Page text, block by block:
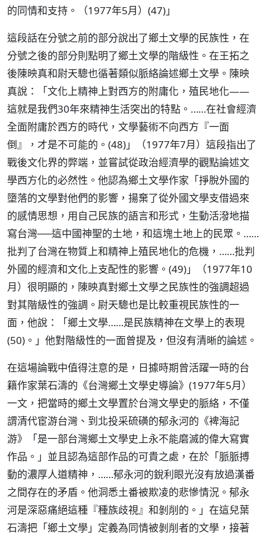
的同情和支持。（1977年5月）(47)」
這段話在分號之前的部分說出了鄉土文學的民族性，在
分號之後的部分則點明了鄉土文學的階級性。在王拓之
後陳映真和尉天驄也循著類似脈絡論述鄉土文學。陳映
真說：「文化上精神上對西方的附庸化，殖民地化——
這就是我們30年來精神生活突出的特點。……在社會經濟
全面附庸於西方的時代，文學藝術不向西方『一面
倒』，才是不可能的。(48)」（1977年7月）這段指出了
戰後文化界的弊端，並嘗試從政治經濟學的觀點論述文
學西方化的必然性。他認為鄉土文學作家「掙脫外國的
墮落的文學對他們的影響，揚棄了從外國文學支借過來
的感情思想，用自己民族的語言和形式，生動活潑地描
寫台灣──這中國神聖的土地，和這塊土地上的民眾。……
批判了台灣在物質上和精神上殖民地化的危機，……批判
外國的經濟和文化上支配性的影響。(49)」（1977年10
月）很明顯的，陳映真對鄉土文學之民族性的強調超過
對其階級性的強調。尉天驄也是比較重視民族性的一
面，他說：「鄉土文學……是民族精神在文學上的表現
(50)。」他對階級性的一面曾提及，但沒有清晰的論述。
在這場論戰中值得注意的是，日據時期曾活躍一時的台
籍作家葉石濤的《台灣鄉土文學史導論》(1977年5月）
一文，把當時的鄉土文學置於台灣文學史的脈絡，不僅
謂清代宦游台灣、到北投采硫磺的郁永河的《裨海記
游》「是一部台灣鄉土文學史上永不能磨滅的偉大寫實
作品。」並且認為這部作品的可貴之處，在於「脈脈搏
動的濃厚人道精神，……郁永河的銳利眼光沒有放過漢番
之間存在的矛盾。他洞悉土番被欺凌的悲慘情況。郁永
河是深惡痛絕這種『種族歧視』和剝削的。」在這兒葉
石濤把「鄉土文學」定義為同情被剝削者的文學，接著